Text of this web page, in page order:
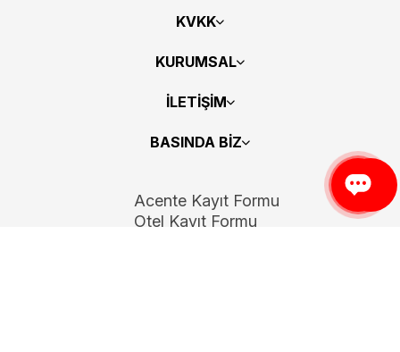
KVKK
KURUMSAL
İLETİŞİM
BASINDA BİZ
Acente Kayıt Formu
Otel Kayıt Formu